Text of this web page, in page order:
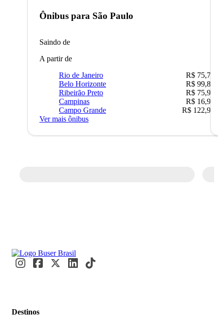
Ônibus para São Paulo
Saindo de
A partir de
Rio de Janeiro
R$ 75,77
Belo Horizonte
R$ 99,89
Ribeirão Preto
R$ 75,90
Campinas
R$ 16,90
Campo Grande
R$ 122,90
Ver mais ônibus
Destinos